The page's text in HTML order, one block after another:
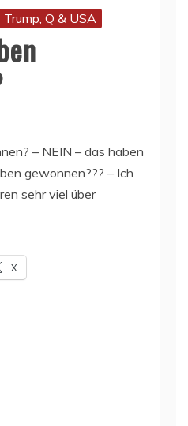
Trump, Q & USA
– NEIN – das haben
gewonnen??? – Ich
sehr viel über
X